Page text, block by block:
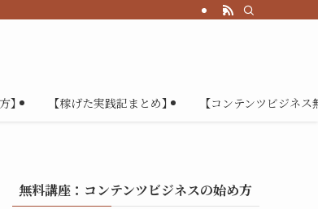
】 【稼げた実践記まとめ】 【コンテンツビジネ
無料講座：コンテンツビジネスの始め方